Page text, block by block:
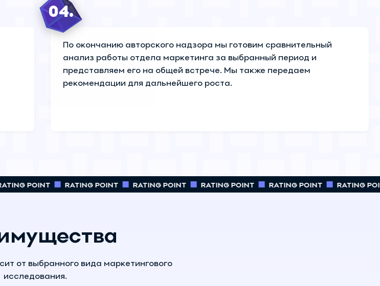
04.
По окончанию авторского надзора мы готовим сравнительный
анализ работы отдела маркетинга за выбранный период и
представляем его на общей встрече. Мы также передаем
рекомендации для дальнейшего роста.
POINT RATING POINT RATING POINT RATING POINT RATING POINT RATING
от выбранного вида маркетингового
исследования.